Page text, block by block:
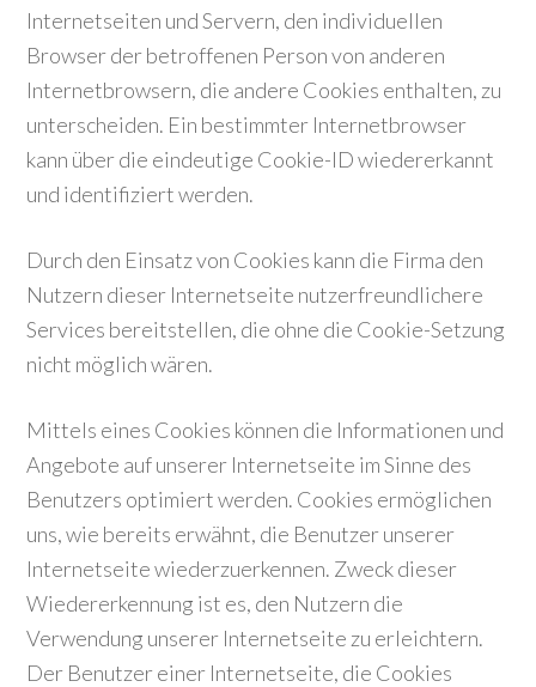
Internetseiten und Servern, den individuellen
Browser der betroffenen Person von anderen
Internetbrowsern, die andere Cookies enthalten, zu
unterscheiden. Ein bestimmter Internetbrowser
kann über die eindeutige Cookie-ID wiedererkannt
und identifiziert werden.
Durch den Einsatz von Cookies kann die Firma den
Nutzern dieser Internetseite nutzerfreundlichere
Services bereitstellen, die ohne die Cookie-Setzung
nicht möglich wären.
Mittels eines Cookies können die Informationen und
Angebote auf unserer Internetseite im Sinne des
Benutzers optimiert werden. Cookies ermöglichen
uns, wie bereits erwähnt, die Benutzer unserer
Internetseite wiederzuerkennen. Zweck dieser
Wiedererkennung ist es, den Nutzern die
Verwendung unserer Internetseite zu erleichtern.
Der Benutzer einer Internetseite, die Cookies